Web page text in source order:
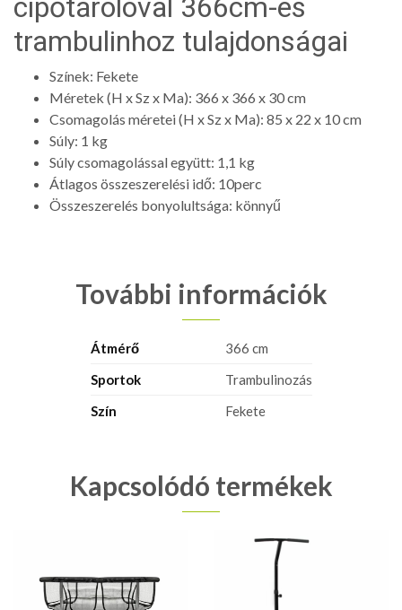
cipőtárolóval 366cm-es
trambulinhoz tulajdonságai
Színek: Fekete
Méretek (H x Sz x Ma): 366 x 366 x 30 cm
Csomagolás méretei (H x Sz x Ma): 85 x 22 x 10 cm
Súly: 1 kg
Súly csomagolással együtt: 1,1 kg
Átlagos összeszerelési idő: 10perc
Összeszerelés bonyolultsága: könnyű
További információk
Átmérő
366 cm
Sportok
Trambulinozás
Szín
Fekete
Kapcsolódó termékek